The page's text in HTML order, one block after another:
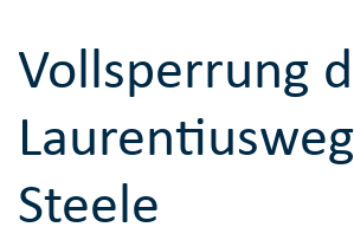
Vollsperrung
Steele